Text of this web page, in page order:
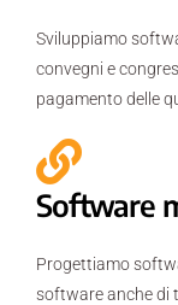
Sviluppiamo
convegni e
pagamento delle
Software
Progettiamo
software anche di